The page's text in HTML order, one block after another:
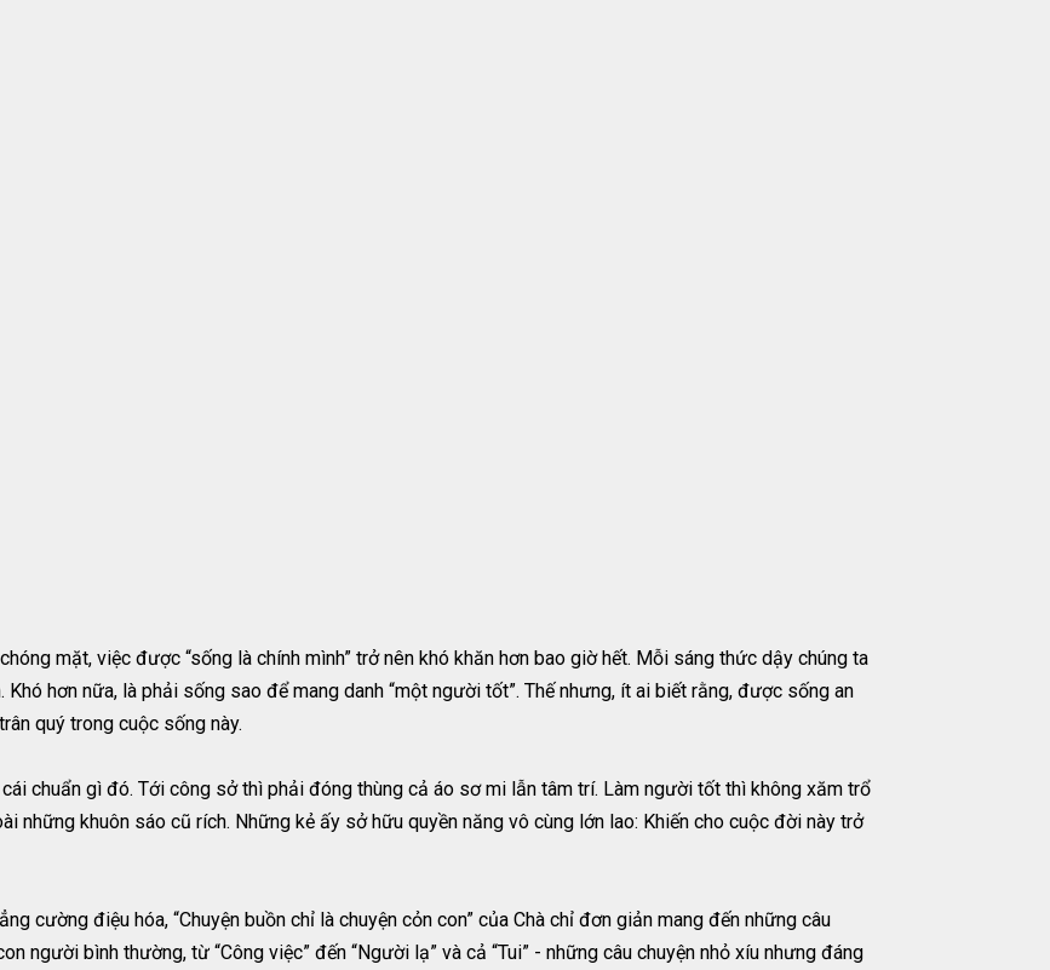
mặt, việc được “sống là chính mình” trở nên khó khăn hơn bao giờ hết. Mỗi sáng thức dậy chúng ta
hơn nữa, là phải sống sao để mang danh “một người tốt”. Thế nhưng, ít ai biết rằng, được sống an
quý trong cuộc sống này.
chuẩn gì đó. Tới công sở thì phải đóng thùng cả áo sơ mi lẫn tâm trí. Làm người tốt thì không xăm trổ
những khuôn sáo cũ rích. Những kẻ ấy sở hữu quyền năng vô cùng lớn lao: Khiến cho cuộc đời này trở
cường điệu hóa, “Chuyện buồn chỉ là chuyện cỏn con” của Chà chỉ đơn giản mang đến những câu
người bình thường, từ “Công việc” đến “Người lạ” và cả “Tui” - những câu chuyện nhỏ xíu nhưng đáng